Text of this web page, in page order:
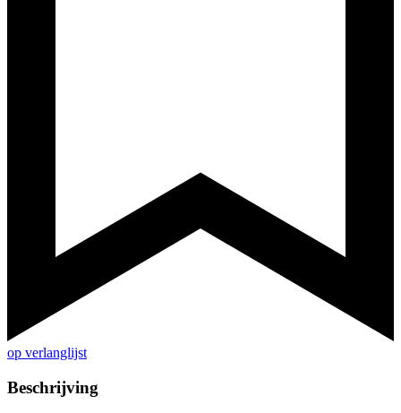
op verlanglijst
Beschrijving